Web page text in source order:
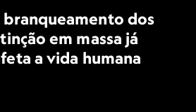
branqueamento dos
em massa já
a vida humana